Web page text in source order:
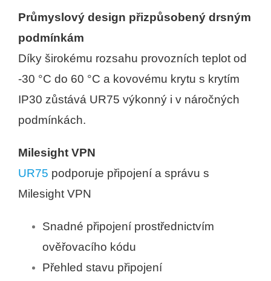
Průmyslový design přizpůsobený drsným
podmínkám
Díky širokému rozsahu provozních teplot od
-30 °C do 60 °C a kovovému krytu s krytím
IP30 zůstává UR75 výkonný i v náročných
podmínkách.
Milesight VPN
UR75 podporuje připojení a správu s
Milesight VPN
Snadné připojení prostřednictvím
ověřovacího kódu
Přehled stavu připojení